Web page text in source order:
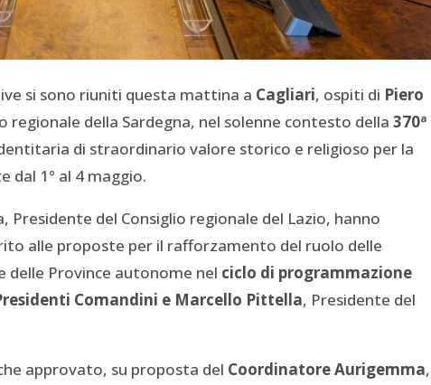
si sono riuniti questa mattina a Cagliari, ospiti di Piero
regionale della Sardegna, nel solenne contesto della370ª
di straordinario valore storico e religioso per la
dal 1° al 4 maggio.
del Consiglio regionale del Lazio, hanno
alle proposte per il rafforzamento del ruolo delle
delle Province autonome nel ciclo di programmazione
Comandini e Marcello Pittella, Presidente del
approvato, su proposta del Coordinatore Aurigemma,